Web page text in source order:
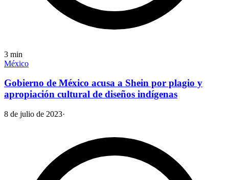
3 min
México
Gobierno de México acusa a Shein por plagio y
apropiación cultural de diseños indígenas
8 de julio de 2023·